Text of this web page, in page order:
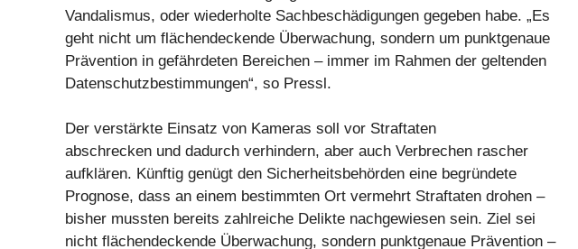
Vandalismus, oder wiederholte Sachbeschädigungen gegeben habe. „Es
geht nicht um flächendeckende Überwachung, sondern um punktgenaue
Prävention in gefährdeten Bereichen – immer im Rahmen der geltenden
Datenschutzbestimmungen“, so Pressl.
Der verstärkte Einsatz von Kameras soll vor Straftaten
abschrecken und dadurch verhindern, aber auch Verbrechen rascher
aufklären. Künftig genügt den Sicherheitsbehörden eine begründete
Prognose, dass an einem bestimmten Ort vermehrt Straftaten drohen –
bisher mussten bereits zahlreiche Delikte nachgewiesen sein. Ziel sei
nicht flächendeckende Überwachung, sondern punktgenaue Prävention –